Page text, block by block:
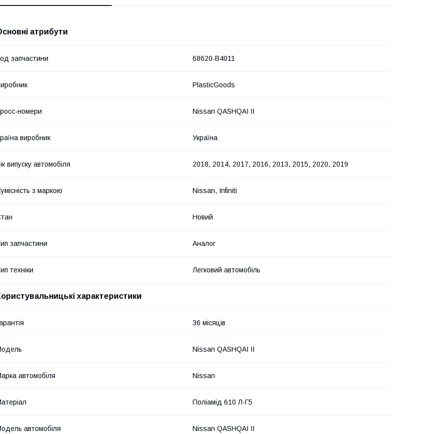
атрибути
запчастини 68620-B4011
PlasticGoods
номери Nissan QASHQAI II
виробник Україна
випуску автомобіля 2018, 2014, 2017, 2016, 2013, 2015, 2020, 2019
з маркою Nissan, Infiniti
Новий
запчастини Аналог
техніки Легковий автомобіль
характеристики
36 місяців
Nissan QASHQAI II
автомобіля Nissan
Поліамід 610 Л-Г5
автомобіля Nissan QASHQAI II